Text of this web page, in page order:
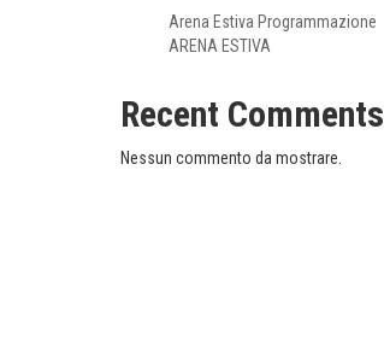
Arena Estiva Programmazione
ARENA ESTIVA
Recent Comments
Nessun commento da mostrare.